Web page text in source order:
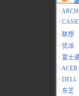
·
·
· 联想
· 优派
· 富士
· ACER
· DELL
· 东芝